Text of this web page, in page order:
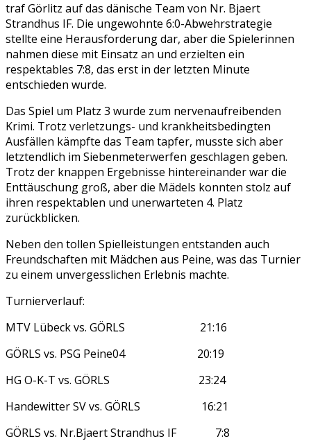
traf Görlitz auf das dänische Team von Nr. Bjaert
Strandhus IF. Die ungewohnte 6:0-Abwehrstrategie
stellte eine Herausforderung dar, aber die Spielerinnen
nahmen diese mit Einsatz an und erzielten ein
respektables 7:8, das erst in der letzten Minute
entschieden wurde.
Das Spiel um Platz 3 wurde zum nervenaufreibenden
Krimi. Trotz verletzungs- und krankheitsbedingten
Ausfällen kämpfte das Team tapfer, musste sich aber
letztendlich im Siebenmeterwerfen geschlagen geben.
Trotz der knappen Ergebnisse hintereinander war die
Enttäuschung groß, aber die Mädels konnten stolz auf
ihren respektablen und unerwarteten 4. Platz
zurückblicken.
Neben den tollen Spielleistungen entstanden auch
Freundschaften mit Mädchen aus Peine, was das Turnier
zu einem unvergesslichen Erlebnis machte.
Turnierverlauf:
MTV Lübeck vs. GÖRLS 21:16
GÖRLS vs. PSG Peine04 20:19
HG O-K-T vs. GÖRLS 23:24
Handewitter SV vs. GÖRLS 16:21
GÖRLS vs. Nr.Bjaert Strandhus IF 7:8